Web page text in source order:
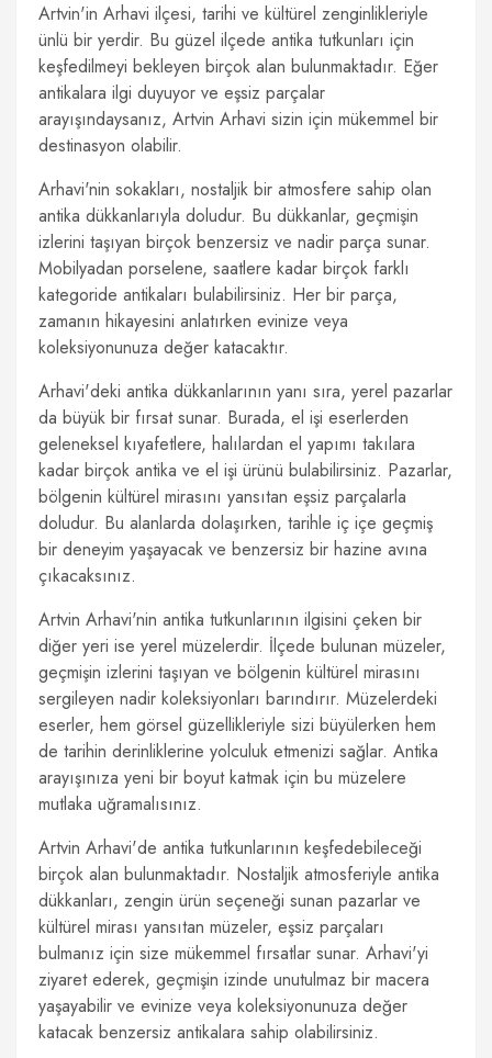
Artvin'in Arhavi ilçesi, tarihi ve kültürel zenginlikleriyle
ünlü bir yerdir. Bu güzel ilçede antika tutkunları için
keşfedilmeyi bekleyen birçok alan bulunmaktadır. Eğer
antikalara ilgi duyuyor ve eşsiz parçalar
arayışındaysanız, Artvin Arhavi sizin için mükemmel bir
destinasyon olabilir.
Arhavi'nin sokakları, nostaljik bir atmosfere sahip olan
antika dükkanlarıyla doludur. Bu dükkanlar, geçmişin
izlerini taşıyan birçok benzersiz ve nadir parça sunar.
Mobilyadan porselene, saatlere kadar birçok farklı
kategoride antikaları bulabilirsiniz. Her bir parça,
zamanın hikayesini anlatırken evinize veya
koleksiyonunuza değer katacaktır.
Arhavi'deki antika dükkanlarının yanı sıra, yerel pazarlar
da büyük bir fırsat sunar. Burada, el işi eserlerden
geleneksel kıyafetlere, halılardan el yapımı takılara
kadar birçok antika ve el işi ürünü bulabilirsiniz. Pazarlar,
bölgenin kültürel mirasını yansıtan eşsiz parçalarla
doludur. Bu alanlarda dolaşırken, tarihle iç içe geçmiş
bir deneyim yaşayacak ve benzersiz bir hazine avına
çıkacaksınız.
Artvin Arhavi'nin antika tutkunlarının ilgisini çeken bir
diğer yeri ise yerel müzelerdir. İlçede bulunan müzeler,
geçmişin izlerini taşıyan ve bölgenin kültürel mirasını
sergileyen nadir koleksiyonları barındırır. Müzelerdeki
eserler, hem görsel güzellikleriyle sizi büyülerken hem
de tarihin derinliklerine yolculuk etmenizi sağlar. Antika
arayışınıza yeni bir boyut katmak için bu müzelere
mutlaka uğramalısınız.
Artvin Arhavi'de antika tutkunlarının keşfedebileceği
birçok alan bulunmaktadır. Nostaljik atmosferiyle antika
dükkanları, zengin ürün seçeneği sunan pazarlar ve
kültürel mirası yansıtan müzeler, eşsiz parçaları
bulmanız için size mükemmel fırsatlar sunar. Arhavi'yi
ziyaret ederek, geçmişin izinde unutulmaz bir macera
yaşayabilir ve evinize veya koleksiyonunuza değer
katacak benzersiz antikalara sahip olabilirsiniz.